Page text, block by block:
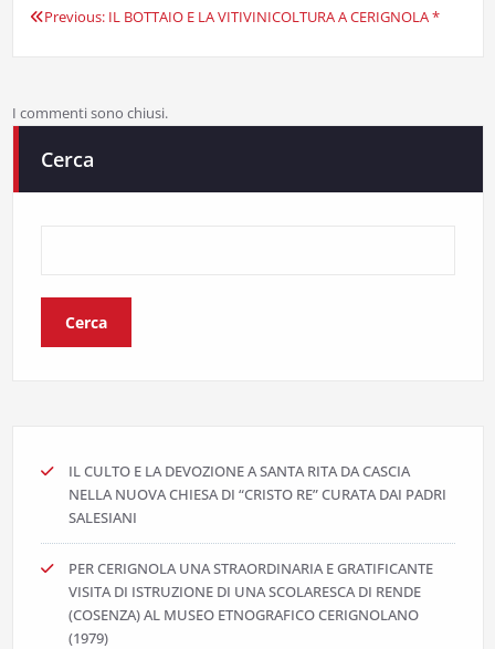
Navigazione
Previous: IL BOTTAIO E LA VITIVINICOLTURA A CERIGNOLA *
I commenti sono chiusi.
Cerca
Cerca
IL CULTO E LA DEVOZIONE A SANTA RITA DA CASCIA
NELLA NUOVA CHIESA DI “CRISTO RE” CURATA DAI PADRI
SALESIANI
PER CERIGNOLA UNA STRAORDINARIA E GRATIFICANTE
VISITA DI ISTRUZIONE DI UNA SCOLARESCA DI RENDE
(COSENZA) AL MUSEO ETNOGRAFICO CERIGNOLANO
(1979)